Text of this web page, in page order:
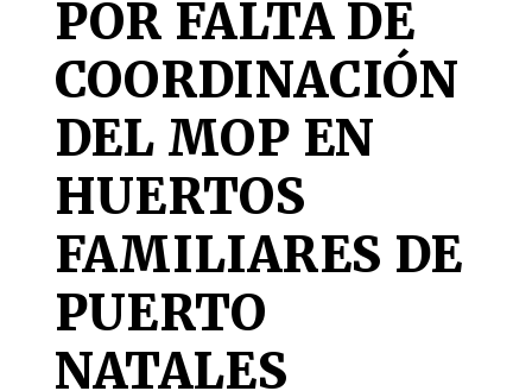
POR FALTA DE
COORDINACIÓN
DEL MOP EN
HUERTOS
FAMILIARES DE
PUERTO
NATALES